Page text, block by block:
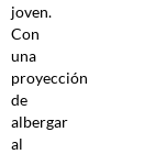
joven.
Con
una
proyección
de
albergar
al